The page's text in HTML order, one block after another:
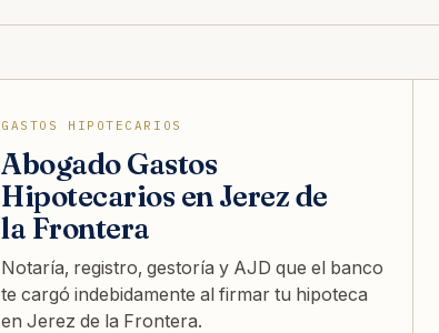
GASTOS HIPOTECARIOS
Abogado Gastos
Hipotecarios en Jerez de
la Frontera
Notaría, registro, gestoría y AJD que el banco
te cargó indebidamente al firmar tu hipoteca
en Jerez de la Frontera.